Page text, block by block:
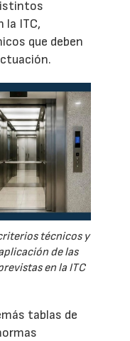
la ITC,
que deben
técnicos y
de las
en la ITC
tablas de